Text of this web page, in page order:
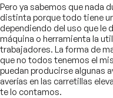
Pero ya sabemos que nada
distinta porque todo tiene
dependiendo del uso que le
máquina o herramienta la
trabajadores. La forma de
que no todos tenemos el
puedan producirse algunas
averías en las carretillas
te lo contamos.